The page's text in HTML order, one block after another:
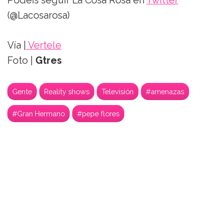
(@Lacosarosa)
Vía |
Vertele
Foto |
Gtres
Gente Reality shows Televisión #amenazas
#Gran Hermano #pepe flores